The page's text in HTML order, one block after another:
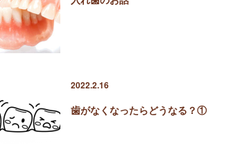
2022.2.16
歯がなくなったらどうなる？①